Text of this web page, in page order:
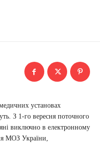
установах
З 1-го вересня поточного
виключно в електронному
МОЗ України,